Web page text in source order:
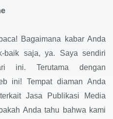
Bagaimana kabar Anda
baik saja, ya. Saya sendiri
ini. Terutama dengan
ini! Tempat diaman Anda
Jasa Publikasi Media
Anda tahu bahwa kami